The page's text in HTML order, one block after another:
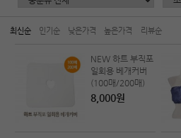
최신순 인기순 낮은가격 높은가격 리뷰순
NEW 하트 부직포
일회용 베개커버
(100매/200매)
8,000원